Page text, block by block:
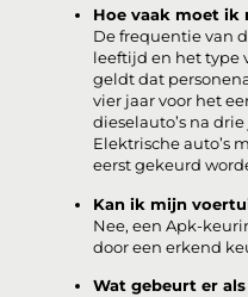
Hoe vaak moet ik
De frequentie van
leeftijd en het type
geldt dat
vier jaar voor het
dieselauto’s na
Elektrische auto’s
eerst gekeurd
Kan ik mijn
Nee, een Apk-
door een erkend
Wat gebeurt er